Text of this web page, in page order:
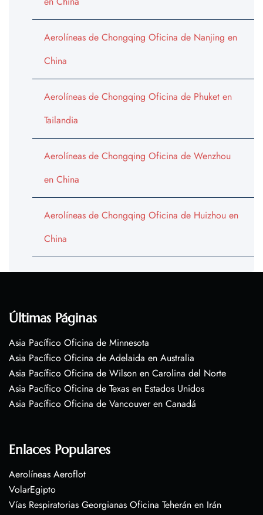
Aerolíneas de Chongqing Oficina de Nanjing en
China
Aerolíneas de Chongqing Oficina de Phuket en
Tailandia
Aerolíneas de Chongqing Oficina de Wenzhou
en China
Aerolíneas de Chongqing Oficina de Huizhou en
China
Últimas Páginas
Asia Pacífico Oficina de Minnesota
Asia Pacífico Oficina de Adelaida en Australia
Asia Pacífico Oficina de Wilson en Carolina del Norte
Asia Pacífico Oficina de Texas en Estados Unidos
Asia Pacífico Oficina de Vancouver en Canadá
Enlaces Populares
Aerolíneas Aeroflot
VolarEgipto
Vías Respiratorias Georgianas Oficina Teherán en Irán